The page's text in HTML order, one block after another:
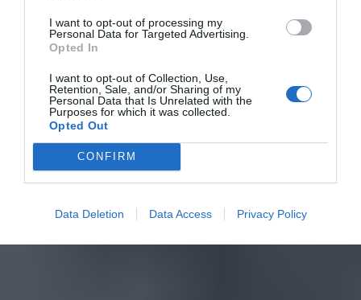
I want to opt-out of processing my
Personal Data for Targeted Advertising.
Opted In
I want to opt-out of Collection, Use,
Retention, Sale, and/or Sharing of my
Personal Data that Is Unrelated with the
Purposes for which it was collected.
Opted Out
CONFIRM
Data Deletion Data Access Privacy Policy